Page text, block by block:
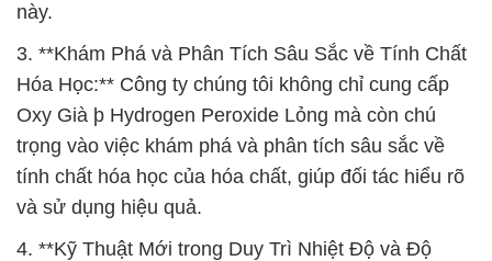
này.
3. **Khám Phá và Phân Tích Sâu Sắc về Tính Chất
Hóa Học:** Công ty chúng tôi không chỉ cung cấp
Oxy Già þ Hydrogen Peroxide Lỏng mà còn chú
trọng vào việc khám phá và phân tích sâu sắc về
tính chất hóa học của hóa chất, giúp đối tác hiểu rõ
và sử dụng hiệu quả.
4. **Kỹ Thuật Mới trong Duy Trì Nhiệt Độ và Độ